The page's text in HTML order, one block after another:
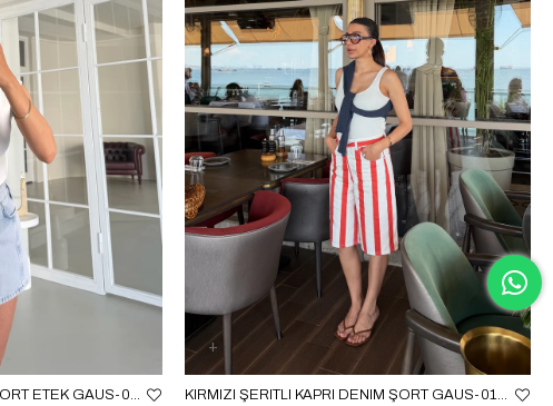
BUZ MAVI DÜĞMELI KOT ŞORT ETEK GAUS-01724 KIRMIZI ŞERITLI KAPRI DENIM ŞORT GAUS-01713